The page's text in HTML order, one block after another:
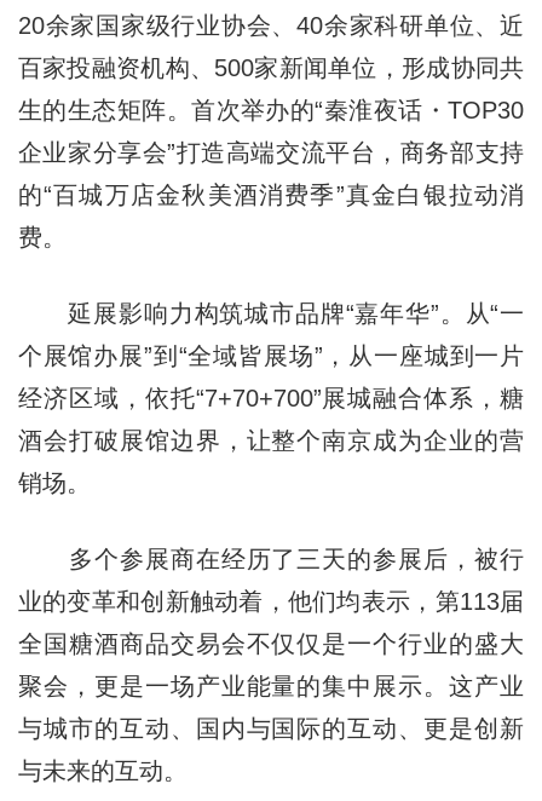
20余家国家级行业协会、40余家科研单位、近
百家投融资机构、500家新闻单位，形成协同共
生的生态矩阵。首次举办的“秦淮夜话・TOP30
企业家分享会”打造高端交流平台，商务部支持
的“百城万店金秋美酒消费季”真金白银拉动消
费。
延展影响力构筑城市品牌“嘉年华”。从“一
个展馆办展”到“全域皆展场”，从一座城到一片
经济区域，依托“7+70+700”展城融合体系，糖
酒会打破展馆边界，让整个南京成为企业的营
销场。
多个参展商在经历了三天的参展后，被行
业的变革和创新触动着，他们均表示，第113届
全国糖酒商品交易会不仅仅是一个行业的盛大
聚会，更是一场产业能量的集中展示。这产业
与城市的互动、国内与国际的互动、更是创新
与未来的互动。